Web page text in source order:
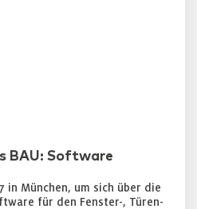
BAU: Software
in München, um sich über die
für den Fenster-, Türen-